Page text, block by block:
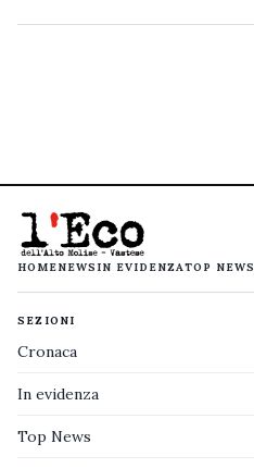
HOMENEWS IN EVIDENZATOP NEWS
SEZIONI
Cronaca
In evidenza
Top News